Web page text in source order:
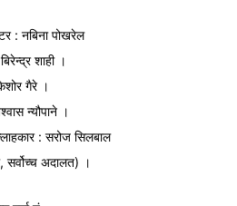
: नबिना पोखरेल
शाही ।
गैरे ।
न्यौपाने ।
: सरोज सिलबाल
सर्वोच्च अदालत) ।